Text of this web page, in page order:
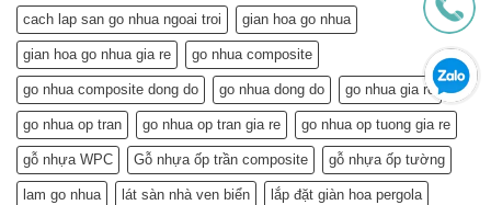
Nhà
Tuổi
Về
Hưu:
Không
Chỉ
Tiết
Kiệm
Mà
Còn…
An
Tuổi
Về
Hưu:
Nhà,
Khỏe
Túi
Tiền
–
Bí
Quyết
cach lap san go nhua ngoai troi gian hoa go nhua
gian hoa go nhua gia re go nhua composite
go nhua composite dong do go nhua dong do go nhua gia re
go nhua op tran go nhua op tran gia re go nhua op tuong gia re
gỗ nhựa WPC Gỗ nhựa ốp trần composite gỗ nhựa ốp tường
lam go nhua lát sàn nhà ven biển lắp đặt giàn hoa pergola